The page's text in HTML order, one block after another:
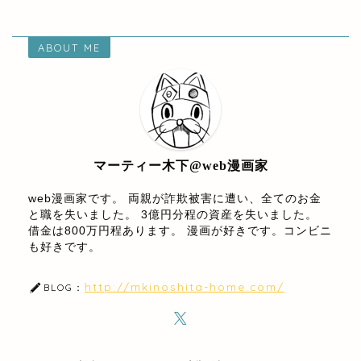
ABOUT ME
マーティー木下@web漫画家
web漫画家です。 両親が詐欺被害に遭い、全てのお金
と職を失いました。 3億円分程の資産を失いました。
借金は800万円程あります。 漫画が好きです。コンビニ
も好きです。
BLOG： http://mkinoshita-home.com/